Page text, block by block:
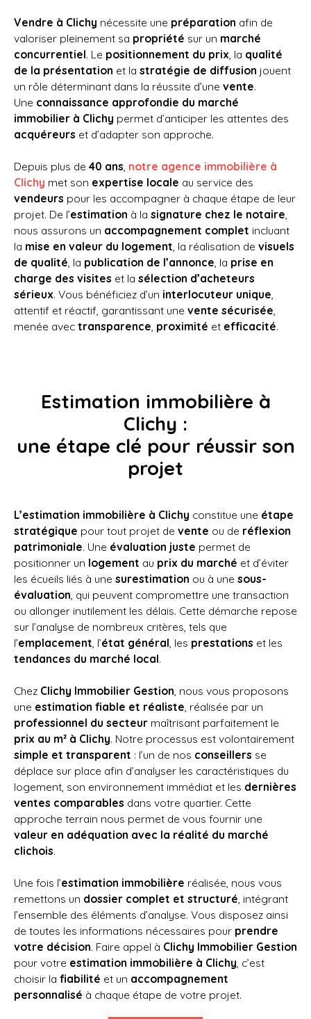
Vendre à Clichy nécessite une préparation afin de
valoriser pleinement sa propriété sur un marché
concurrentiel. Le positionnement du prix, la qualité
de la présentation et la stratégie de diffusion jouent
un rôle déterminant dans la réussite d’une vente.
Une connaissance approfondie du marché
immobilier à Clichy permet d’anticiper les attentes des
acquéreurs et d’adapter son approche.
Depuis plus de 40 ans, notre agence immobilière à
Clichy met son expertise locale au service des
vendeurs pour les accompagner à chaque étape de leur
projet. De l’estimation à la signature chez le notaire,
nous assurons un accompagnement complet incluant
la mise en valeur du logement, la réalisation de visuels
de qualité, la publication de l’annonce, la prise en
charge des visites et la sélection d’acheteurs
sérieux. Vous bénéficiez d’un interlocuteur unique,
attentif et réactif, garantissant une vente sécurisée,
menée avec transparence, proximité et efficacité.
Estimation immobilière à
Clichy :
une étape clé pour réussir son
projet
L’estimation immobilière à Clichy constitue une étape
stratégique pour tout projet de vente ou de réflexion
patrimoniale. Une évaluation juste permet de
positionner un logement au prix du marché et d’éviter
les écueils liés à une surestimation ou à une sous-
évaluation, qui peuvent compromettre une transaction
ou allonger inutilement les délais. Cette démarche repose
sur l’analyse de nombreux critères, tels que
l’emplacement, l’état général, les prestations et les
tendances du marché local.
Chez Clichy Immobilier Gestion, nous vous proposons
une estimation fiable et réaliste, réalisée par un
professionnel du secteur maîtrisant parfaitement le
prix au m² à Clichy. Notre processus est volontairement
simple et transparent : l’un de nos conseillers se
déplace sur place afin d’analyser les caractéristiques du
logement, son environnement immédiat et les dernières
ventes comparables dans votre quartier. Cette
approche terrain nous permet de vous fournir une
valeur en adéquation avec la réalité du marché
clichois.
Une fois l’estimation immobilière réalisée, nous vous
remettons un dossier complet et structuré, intégrant
l’ensemble des éléments d’analyse. Vous disposez ainsi
de toutes les informations nécessaires pour prendre
votre décision. Faire appel à Clichy Immobilier Gestion
pour votre estimation immobilière à Clichy, c’est
choisir la fiabilité et un accompagnement
personnalisé à chaque étape de votre projet.